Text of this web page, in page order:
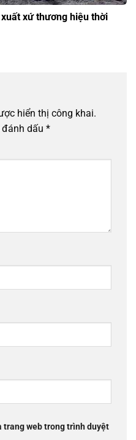
xứ thương hiệu thời
hiển thị công khai.
dấu *
trang web trong trình duyệt